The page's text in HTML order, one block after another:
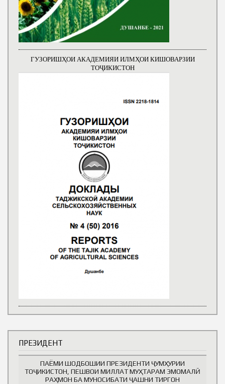
ГУЗОРИШҲОИ АКАДЕМИЯИ ИЛМҲОИ КИШОВАРЗИИ
ТОҶИКИСТОН
ПРЕЗИДЕНТ
ПАЁМИ ШОДБОШИИ ПРЕЗИДЕНТИ ҶУМҲУРИИ
ТОҶИКИСТОН, ПЕШВОИ МИЛЛАТ МУҲТАРАМ ЭМОМАЛӢ
РАҲМОН БА МУНОСИБАТИ ҶАШНИ ТИРГОН